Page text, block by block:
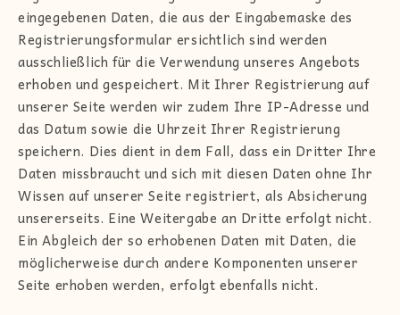
eingegebenen Daten, die aus der Eingabemaske des
Registrierungsformular ersichtlich sind werden
ausschließlich für die Verwendung unseres Angebots
erhoben und gespeichert. Mit Ihrer Registrierung auf
unserer Seite werden wir zudem Ihre IP-Adresse und
das Datum sowie die Uhrzeit Ihrer Registrierung
speichern. Dies dient in dem Fall, dass ein Dritter Ihre
Daten missbraucht und sich mit diesen Daten ohne Ihr
Wissen auf unserer Seite registriert, als Absicherung
unsererseits. Eine Weitergabe an Dritte erfolgt nicht.
Ein Abgleich der so erhobenen Daten mit Daten, die
möglicherweise durch andere Komponenten unserer
Seite erhoben werden, erfolgt ebenfalls nicht.